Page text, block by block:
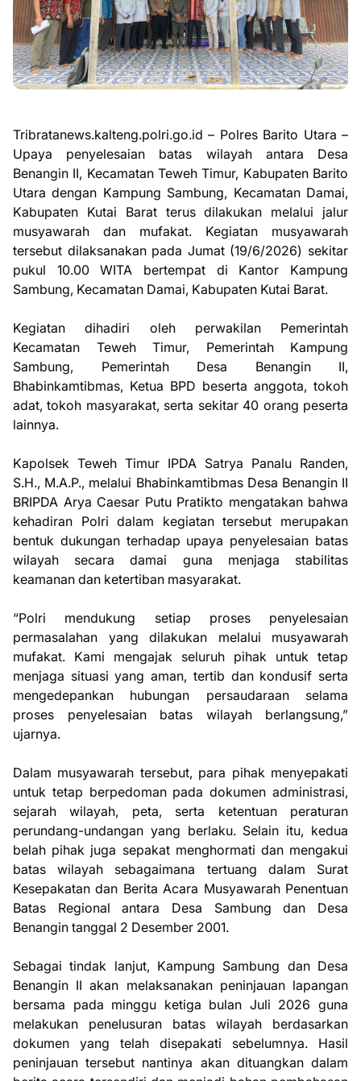
Tribratanews.kalteng.polri.go.id – Polres Barito Utara –
Upaya penyelesaian batas wilayah antara Desa
Benangin II, Kecamatan Teweh Timur, Kabupaten Barito
Utara dengan Kampung Sambung, Kecamatan Damai,
Kabupaten Kutai Barat terus dilakukan melalui jalur
musyawarah dan mufakat. Kegiatan musyawarah
tersebut dilaksanakan pada Jumat (19/6/2026) sekitar
pukul 10.00 WITA bertempat di Kantor Kampung
Sambung, Kecamatan Damai, Kabupaten Kutai Barat.
Kegiatan dihadiri oleh perwakilan Pemerintah
Kecamatan Teweh Timur, Pemerintah Kampung
Sambung, Pemerintah Desa Benangin II,
Bhabinkamtibmas, Ketua BPD beserta anggota, tokoh
adat, tokoh masyarakat, serta sekitar 40 orang peserta
lainnya.
Kapolsek Teweh Timur IPDA Satrya Panalu Randen,
S.H., M.A.P., melalui Bhabinkamtibmas Desa Benangin II
BRIPDA Arya Caesar Putu Pratikto mengatakan bahwa
kehadiran Polri dalam kegiatan tersebut merupakan
bentuk dukungan terhadap upaya penyelesaian batas
wilayah secara damai guna menjaga stabilitas
keamanan dan ketertiban masyarakat.
“Polri mendukung setiap proses penyelesaian
permasalahan yang dilakukan melalui musyawarah
mufakat. Kami mengajak seluruh pihak untuk tetap
menjaga situasi yang aman, tertib dan kondusif serta
mengedepankan hubungan persaudaraan selama
proses penyelesaian batas wilayah berlangsung,”
ujarnya.
Dalam musyawarah tersebut, para pihak menyepakati
untuk tetap berpedoman pada dokumen administrasi,
sejarah wilayah, peta, serta ketentuan peraturan
perundang-undangan yang berlaku. Selain itu, kedua
belah pihak juga sepakat menghormati dan mengakui
batas wilayah sebagaimana tertuang dalam Surat
Kesepakatan dan Berita Acara Musyawarah Penentuan
Batas Regional antara Desa Sambung dan Desa
Benangin tanggal 2 Desember 2001.
Sebagai tindak lanjut, Kampung Sambung dan Desa
Benangin II akan melaksanakan peninjauan lapangan
bersama pada minggu ketiga bulan Juli 2026 guna
melakukan penelusuran batas wilayah berdasarkan
dokumen yang telah disepakati sebelumnya. Hasil
peninjauan tersebut nantinya akan dituangkan dalam